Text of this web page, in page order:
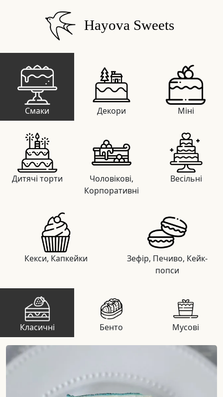
Hayova Sweets
Смаки Декори Міні
Дитячі торти
Чоловікові,
Корпоративні
Весільні
Кекси, Капкейки
Зефір, Печиво, Кейк-
попси
Класичні Бенто Мусові